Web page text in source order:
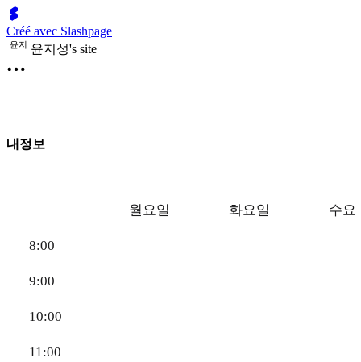
Créé avec Slashpage
윤지 윤지성's site
내정보
월요일 화요일 수요
8:00
9:00
10:00
11:00